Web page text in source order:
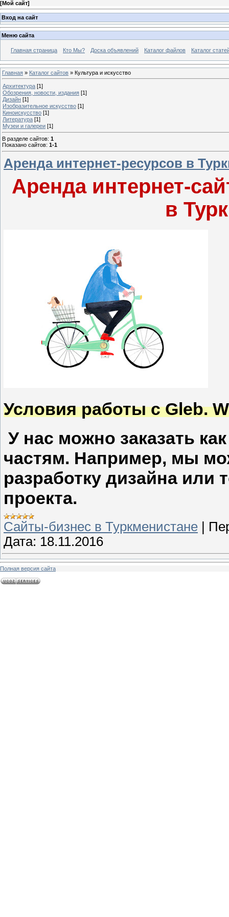
[Мой сайт]
Вход на сайт
Меню сайта
Главная страница Кто Мы? Доска объявлений Каталог файлов Каталог
Главная » Каталог сайтов » Культура и искусство
Архитектура [1]
Обозрения, новости, издания [1]
Дизайн [1]
Изобразительное искусство [1]
Киноискусство [1]
Литература [1]
Музеи и галереи [1]
В разделе сайтов: 1
Показано сайтов: 1-1
Аренда интернет-ресурсов в
Аренда интернет-
в
Условия работыс Gleb.
У нас можно заказать
частям. Например, мы
разработку дизайна или
проекта.
Сайты-бизнес в Туркменистане
Дата: 18.11.2016
Полная версия сайта